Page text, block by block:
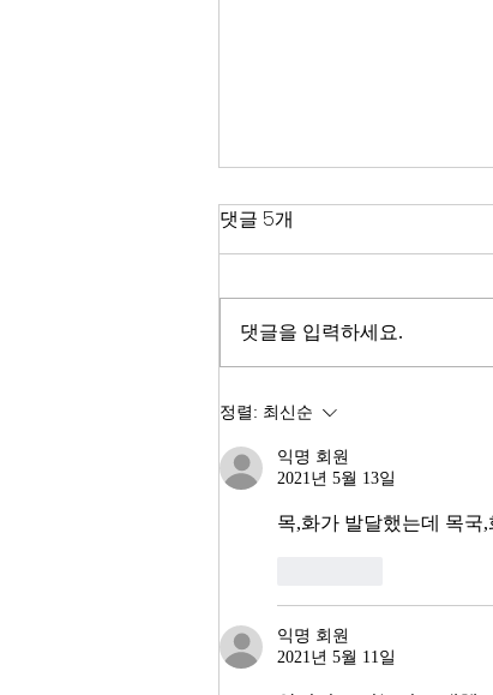
한국 경제
2026년이 밝았다. KOSPI는
동안 8.71% 올랐다. 1999년 이
다. 숫자만 보면 대한민국 경
그러나 상가 절반이 공실이고,
업 신고가 줄을 잇는다. 자영
10명 중 4명 이상이 향후 3년
댓글 5개
댓글을 입력하세요.
정렬: 최신순
익명 회원
2021년 5월 13일
목,화가 발달했는데 목국
익명 회원
2021년 5월 11일